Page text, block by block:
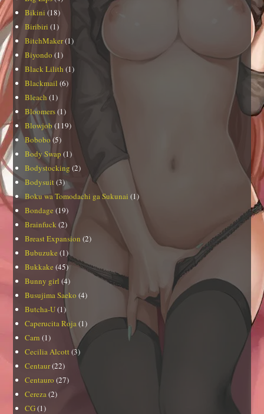
Bikini (18)
Biribiri (1)
BitchMaker(1)
Biyondo (1)
Black Lilith (1)
Blackmail (6)
Bleach (1)
Bloomers(1)
Blowjob (119)
Bobobo(5)
Body Swap (1)
Bodystocking (2)
Bodysuit(3)
Boku wa Tomodachi ga Sukunai (1)
Bondage (19)
Brainfuck (2)
Breast Expansion (2)
Bubuzuke (1)
Bukkake (45)
Bunny girl (4)
Busujima Saeko (4)
Butcha-U(1)
Caperucita Roja(1)
Carn (1)
Cecilia Alcott(3)
Centaur(22)
Centauro (27)
Cereza(2)
CG(1)